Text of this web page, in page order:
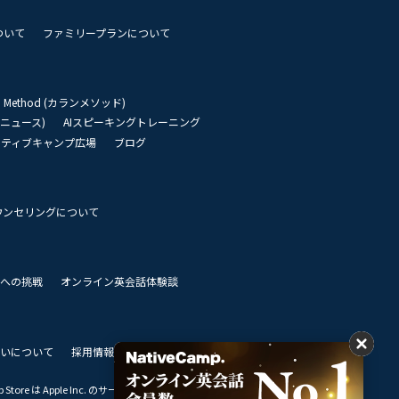
いて ファミリープランについて
Method (カランメソッド)
ュース)
AIスピーキングトレーニング
ィブキャンプ広場
ブログ
セリングについて
の挑戦 オンライン英会話体験談
について 採用情報 私達のビジョン
は Apple Inc. のサービスマークです。